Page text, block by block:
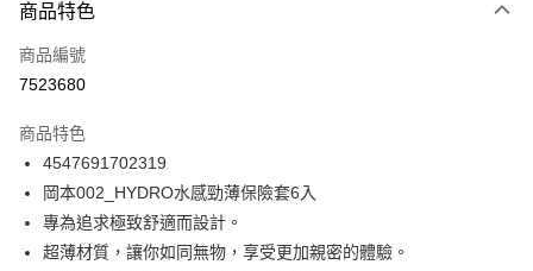
信用卡一次付款
超商取貨付款
Apple Pay
街口支付
悠遊付
商品特色
商品編號
7523680
商品特色
4547691702319
岡本002_HYDRO水感勁薄保險套6入
專為追求極致舒適而設計。
超薄材質，讓你如同無物，享受更加親密的體驗。